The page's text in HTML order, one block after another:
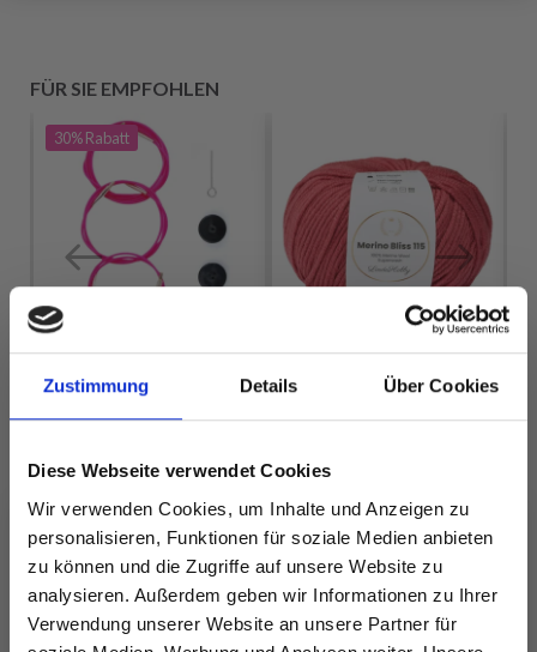
Zustimmung Details Über Cookies
Diese Webseite verwendet Cookies
Wir verwenden Cookies, um Inhalte und Anzeigen zu
personalisieren, Funktionen für soziale Medien anbieten
zu können und die Zugriffe auf unsere Website zu
analysieren. Außerdem geben wir Informationen zu Ihrer
Verwendung unserer Website an unsere Partner für
FÜR SIE EMPFOHLEN
30%Rabatt
LYKKE KABEL
SWIVEL PINK (40–
EUR 3.20EUR 4.55
Angebot bis
31/08/2026
Alle Optionen
MERINO BLISS 115
EUR 5.90
Alle Optionen